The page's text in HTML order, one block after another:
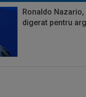
Ronaldo
digerat pentru